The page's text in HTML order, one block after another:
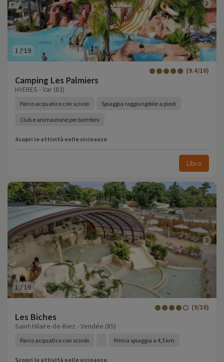
1 /19
Camping Les Palmiers
(9.4/10)
HYERES - Var (83)
Parco acquatico con scivoli Spiaggia raggiungibile a piedi
Club e animazione per bambini
Scopri le attività nelle vicinanze
Libro
1 /16
Les Biches
(9/10)
Saint-Hilaire-de-Riez - Vendée (85)
Parco acquatico con scivoli Prima spiaggia a 4,5 km
Scopri le attività nelle vicinanze